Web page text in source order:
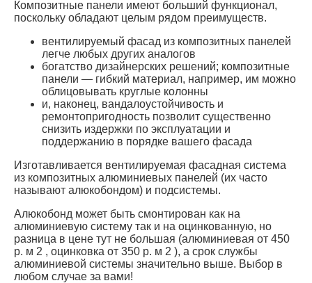
Альтернатива алюминиевой подсистеме –
оцинкованная фасадная система.